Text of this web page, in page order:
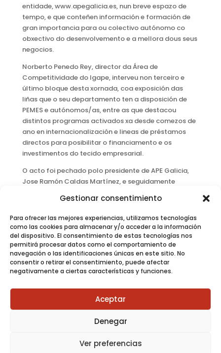
Gestionar consentimiento
Para ofrecer las mejores experiencias, utilizamos tecnologías
como las cookies para almacenar y/o acceder a la información
del dispositivo. El consentimiento de estas tecnologías nos
permitirá procesar datos como el comportamiento de
navegación o las identificaciones únicas en este sitio. No
consentir o retirar el consentimiento, puede afectar
negativamente a ciertas características y funciones.
Aceptar
Denegar
Ver preferencias
entidade, www.apegalicia.es, nun breve espazo de
tempo, e que conteñen información e formación de
gran importancia para ou colectivo autónomo co
obxectivo do desenvolvemento e a mellora dous seus
negocios.
Norberto Penedo Rey, director da Área de
Competitividade do Igape, interveu non terceiro e
último bloque desta xornada, coa exposición das
liñas que o seu departamento ten a disposición de
PEMES e autónomos/as, entre as que destacou
distintos programas activados xa desde comezos de
ano en internacionalización e lineas de préstamos
directos para posibilitar o financiamento e os
investimentos do tecido empresarial.
O acto foi pechado polo presidente de APE Galicia,
Jose Ramón Caldas Martínez, e seguidamente
para compartir ideas, opinións e establecer novas
relacións profesionais.
[hbupro_banner id="48087"]
Política de Cookies
Aviso Legal